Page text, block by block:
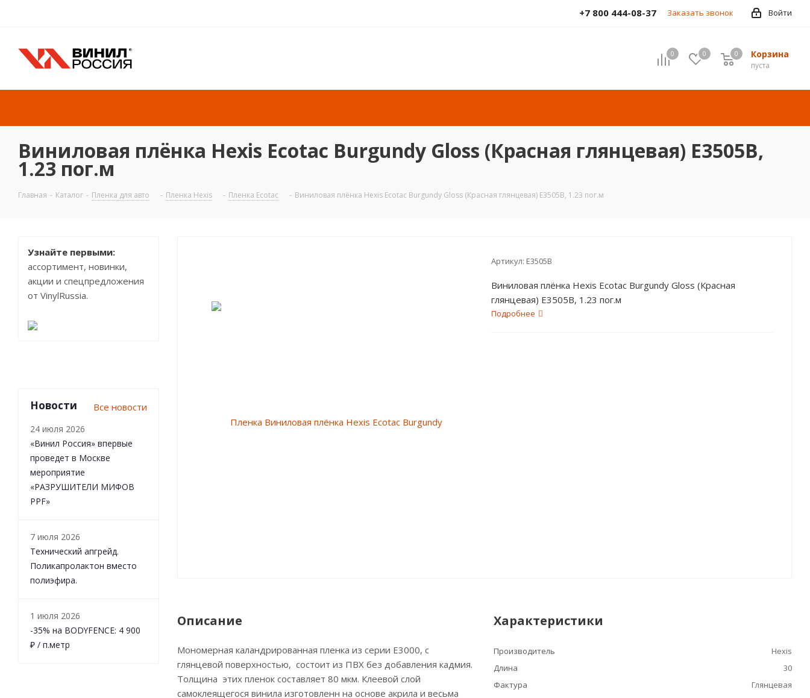
Войти
+7 800 444-08-37 Заказать звонок
0 0 Корзина
пуста
0
Виниловая плёнка Hexis Ecotac Burgundy Gloss (Красная глянцевая) E3505B,
1.23 пог.м
Главная - Каталог - Пленка для авто - Пленка Hexis - Пленка Ecotac - Виниловая плёнка Hexis Ecotac Burgundy Gloss (Красная глянцевая) E3505B, 1.23 пог.м
Артикул: E3505B
Виниловая плёнка Hexis Ecotac Burgundy Gloss (Красная
глянцевая) E3505B, 1.23 пог.м
Подробнее
Описание
Мономерная каландрированная пленка из серии Е3000, с
глянцевой поверхностью, состоит из ПВХ без добавления кадмия.
Толщина этих пленок составляет 80 мкм. Клеевой слой
самоклеящегося винила изготовленн на основе акрила и весьма
Характеристики
Производитель
Hexis
Длина
30
Фактура
Глянцевая
Узнайте первыми:
ассортимент, новинки,
акции и спецпредложения
от VinylRussia.
Новости Все новости
24 июля 2026
«Винил Россия» впервые
проведет в Москве
мероприятие
«РАЗРУШИТЕЛИ МИФОВ
PPF»
7 июля 2026
Технический апгрейд.
Поликапролактон вместо
полиэфира.
1 июля 2026
-35% на BODYFENCE: 4 900
₽ / п.метр